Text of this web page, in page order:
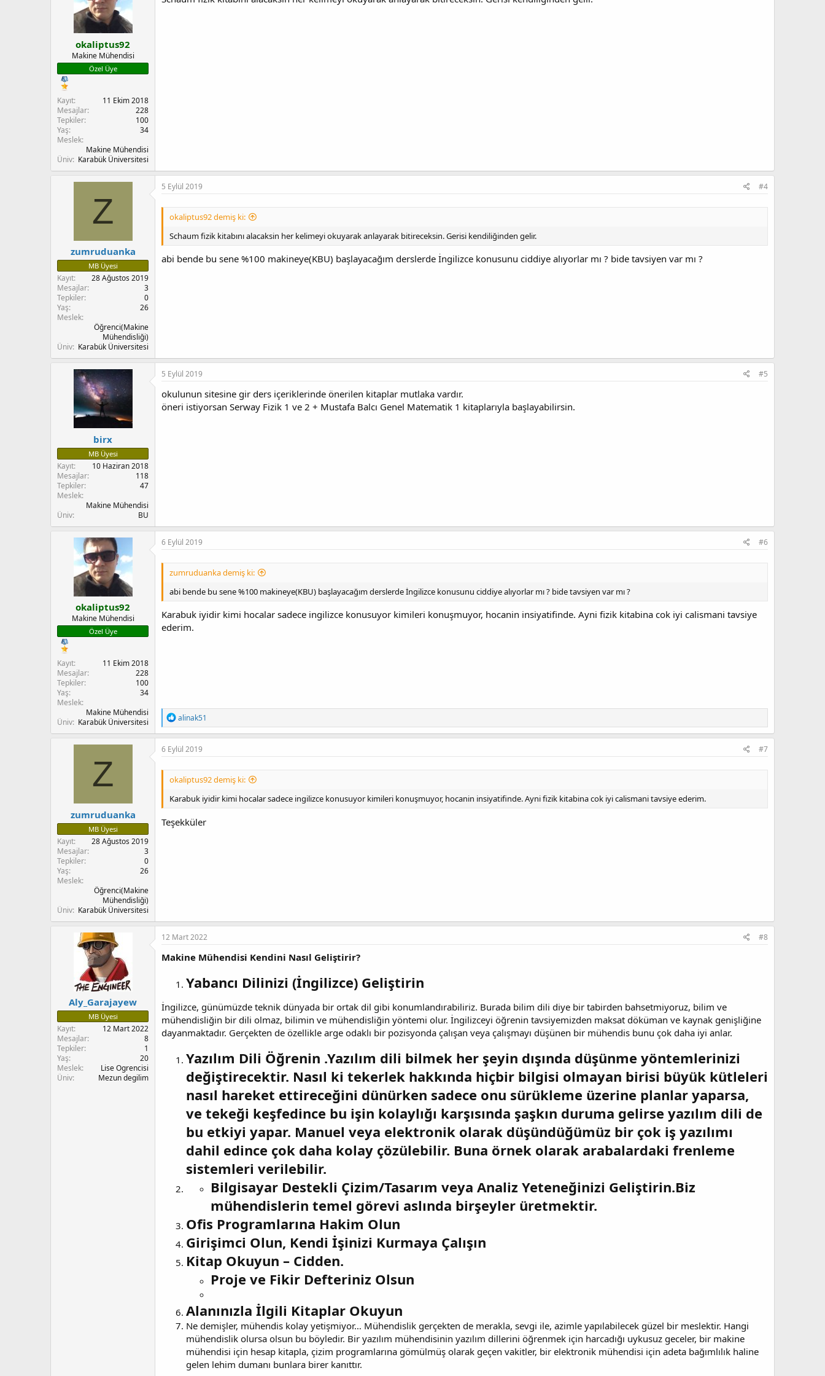
okaliptus92
Makine Mühendisi
Özel Üye
Kayıt
11 Ekim 2018
Mesajlar
228
Tepkiler
100
Yaş
34
Meslek
Makine Mühendisi
Üniv Karabük Üniversitesi
Z
zumruduanka
MB Üyesi
Kayıt
28 Ağustos 2019
Mesajlar
3
Tepkiler
0
Yaş
26
Meslek
Öğrenci(Makine
Mühendisliği)
Üniv Karabük Üniversitesi
5 Eylül 2019 #4
okaliptus92 demiş ki:
Schaum fizik kitabını alacaksin her kelimeyi okuyarak anlayarak bitireceksin. Gerisi kendiliğinden gelir.
abi bende bu sene %100 makineye(KBU) başlayacağım derslerde İngilizce konusunu ciddiye alıyorlar mı ? bide tavsiyen var mı ?
birx
MB Üyesi
Kayıt
10 Haziran 2018
Mesajlar
118
Tepkiler
47
Meslek
Makine Mühendisi
Üniv
BU
5 Eylül 2019 #5
okulunun sitesine gir ders içeriklerinde önerilen kitaplar mutlaka vardır.
öneri istiyorsan Serway Fizik 1 ve 2 + Mustafa Balcı Genel Matematik 1 kitaplarıyla başlayabilirsin.
okaliptus92
Makine Mühendisi
Özel Üye
Kayıt
11 Ekim 2018
Mesajlar
228
Tepkiler
100
Yaş
34
Meslek
Makine Mühendisi
Üniv Karabük Üniversitesi
6 Eylül 2019 #6
zumruduanka demiş ki:
abi bende bu sene %100 makineye(KBU) başlayacağım derslerde İngilizce konusunu ciddiye alıyorlar mı ? bide tavsiyen var mı ?
Karabuk iyidir kimi hocalar sadece ingilizce konusuyor kimileri konuşmuyor, hocanin insiyatifinde. Ayni fizik kitabina cok iyi calismani tavsiye
ederim.
T
e
p
k
r
:
alinak51
Z
zumruduanka
MB Üyesi
Kayıt
28 Ağustos 2019
Mesajlar
3
Tepkiler
0
Yaş
26
Meslek
Öğrenci(Makine
Mühendisliği)
Üniv Karabük Üniversitesi
6 Eylül 2019 #7
okaliptus92 demiş ki:
Karabuk iyidir kimi hocalar sadece ingilizce konusuyor kimileri konuşmuyor, hocanin insiyatifinde. Ayni fizik kitabina cok iyi calismani tavsiye ederim.
Teşekküler
Aly_Garajayew
MB Üyesi
Kayıt
12 Mart 2022
Mesajlar
8
Tepkiler
1
Yaş
20
Meslek
Lise Ogrencisi
Üniv
Mezun degilim
12 Mart 2022 #8
Makine Mühendisi Kendini Nasıl Geliştirir?
Yabancı Dilinizi (İngilizce) Geliştirin
İngilizce, günümüzde teknik dünyada bir ortak dil gibi konumlandırabiliriz. Burada bilim dili diye bir tabirden bahsetmiyoruz, bilim ve
mühendisliğin bir dili olmaz, bilimin ve mühendisliğin yöntemi olur. İngilizceyi öğrenin tavsiyemizden maksat döküman ve kaynak genişliğine
dayanmaktadır. Gerçekten de özellikle arge odaklı bir pozisyonda çalışan veya çalışmayı düşünen bir mühendis bunu çok daha iyi anlar.
Yazılım Dili Öğrenin .Yazılım dili bilmek her şeyin dışında düşünme yöntemlerinizi
değiştirecektir. Nasıl ki tekerlek hakkında hiçbir bilgisi olmayan birisi büyük kütleleri
nasıl hareket ettireceğini dünürken sadece onu sürükleme üzerine planlar yaparsa,
ve tekeği keşfedince bu işin kolaylığı karşısında şaşkın duruma gelirse yazılım dili de
bu etkiyi yapar. Manuel veya elektronik olarak düşündüğümüz bir çok iş yazılımı
dahil edince çok daha kolay çözülebilir. Buna örnek olarak arabalardaki frenleme
sistemleri verilebilir.
Bilgisayar Destekli Çizim/Tasarım veya Analiz Yeteneğinizi Geliştirin.Biz
mühendislerin temel görevi aslında birşeyler üretmektir.
Ofis Programlarına Hakim Olun
Girişimci Olun, Kendi İşinizi Kurmaya Çalışın
Kitap Okuyun – Cidden.
Proje ve Fikir Defteriniz Olsun
Alanınızla İlgili Kitaplar Okuyun
Ne demişler, mühendis kolay yetişmiyor… Mühendislik gerçekten de merakla, sevgi ile, azimle yapılabilecek güzel bir meslektir. Hangi
mühendislik olursa olsun bu böyledir. Bir yazılım mühendisinin yazılım dillerini öğrenmek için harcadığı uykusuz geceler, bir makine
mühendisi için hesap kitapla, çizim programlarına gömülmüş olarak geçen vakitler, bir elektronik mühendisi için adeta bağımlılık haline
gelen lehim dumanı bunlara birer kanıttır.